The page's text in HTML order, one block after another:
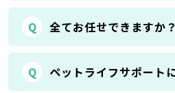
Q 全てお任せできますか？
Q ペットライフサポート